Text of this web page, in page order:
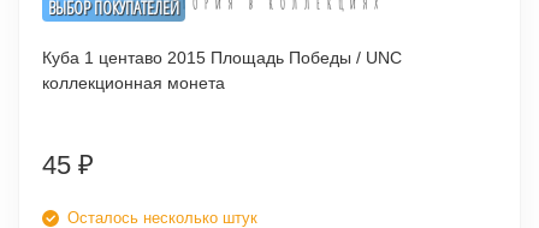
ВЫБОР ПОКУПАТЕЛЕЙ
Куба 1 центаво 2015 Площадь Победы / UNC
коллекционная монета
45 ₽
Осталось несколько штук